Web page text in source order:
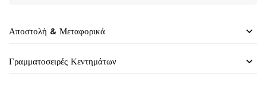
Αποστολή & Μεταφορικά
Γραμματοσειρές Κεντημάτων